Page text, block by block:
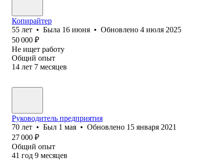
Копирайтер
55 лет • Была 16 июня • Обновлено 4 июля 2025
50 000 ₽
Не ищет работу
Общий опыт
14 лет 7 месяцев
Руководитель предприятия
70 лет • Был 1 мая • Обновлено 15 января 2021
27 000 ₽
Общий опыт
41 год 9 месяцев